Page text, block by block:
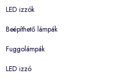
LED izzók
Beépíthető lámpák
Fuggolámpák
LED izzó